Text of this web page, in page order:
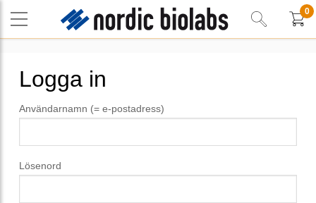
0
Logga in
Användarnamn (= e-postadress)
Lösenord